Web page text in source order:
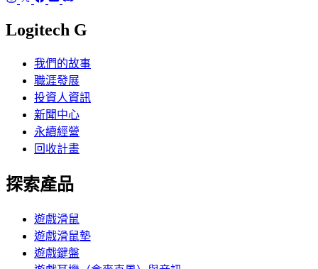
Logitech G
我們的故事
職涯發展
投資人資訊
新聞中心
永續經營
回收計畫
探索產品
遊戲滑鼠
遊戲滑鼠墊
遊戲鍵盤